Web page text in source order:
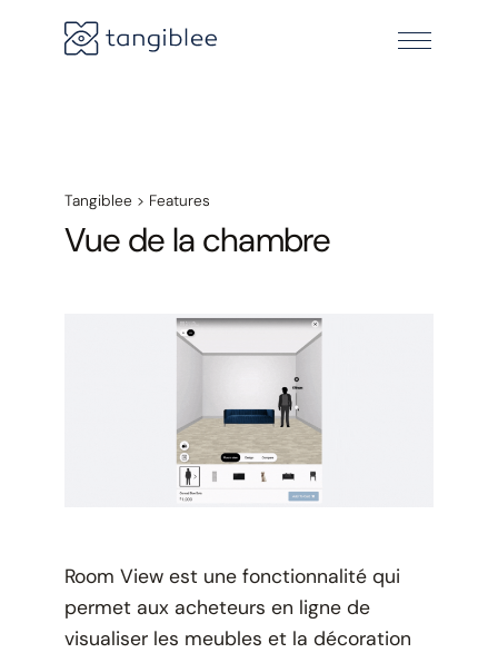
Tangiblee > Features
Vue de la chambre
Room View est une fonctionnalité qui
permet aux acheteurs en ligne de
visualiser les meubles et la décoration